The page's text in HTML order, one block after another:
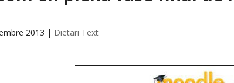
2013 | Dietari Text